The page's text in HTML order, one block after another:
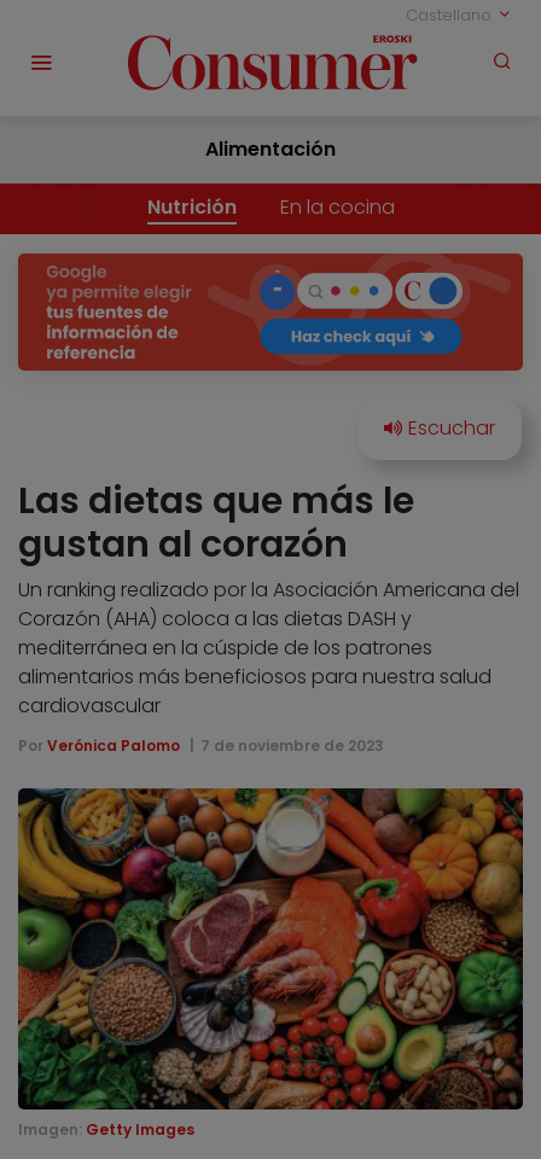
Castellano
Alimentación
Nutrición En la cocina
Las dietas que más le
gustan al corazón
Un ranking realizado por la Asociación Americana del
Corazón (AHA) coloca a las dietas DASH y
mediterránea en la cúspide de los patrones
alimentarios más beneficiosos para nuestra salud
cardiovascular
Por Verónica Palomo 7 de noviembre de 2023
Imagen: Getty Images